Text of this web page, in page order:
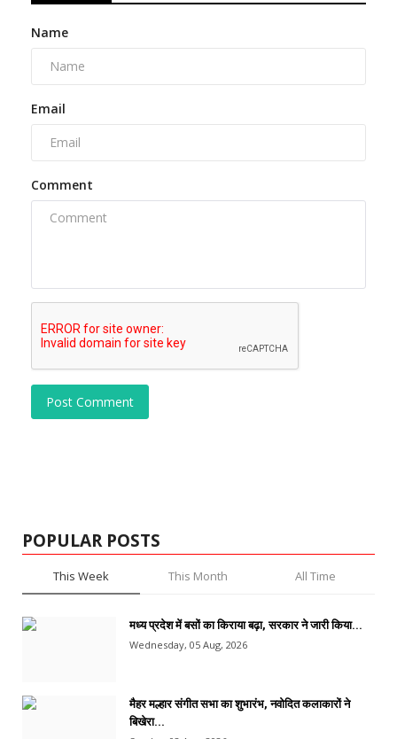
Name
Email
Comment
Post Comment
POPULAR POSTS
This Week This Month All Time
मध्य प्रदेश में बसों का किराया बढ़ा, सरकार ने जारी किया...
Wednesday, 05 Aug, 2026
मैहर मल्हार संगीत सभा का शुभारंभ, नवोदित कलाकारों ने
बिखेरा...